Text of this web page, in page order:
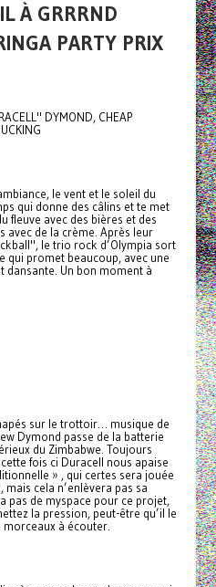
À GRRRND
PARTY PRIX
DYMOND, CHEAP
le vent et le soleil du
qui donne des câlins et te met
fleuve avec des bières et des
avec de la crème. Après leur
le trio rock d’Olympia sort
qui promet beaucoup, avec une
dansante. Un bon moment à
sur le trottoir… musique de
Dymond passe de la batterie
du Zimbabwe. Toujours
fois ci Duracell nous apaise
» , qui certes sera jouée
cela n’enlèvera pas sa
pas de myspace pour ce projet,
la pression, peut-être qu’il le
à écouter.